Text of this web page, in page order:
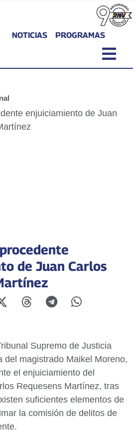
NOTICIAS PROGRAMAS
de Juan Carlos
Supremo de Justicia
del magistrado Maikel Moreno,
el enjuiciamiento del
Requesens Martínez, tras
suficientes elementos de
la comisión de delitos de